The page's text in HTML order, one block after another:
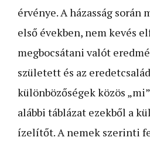
érvénye. A házasság során
első években, nem kevés
megbocsátani valót
született és az
különbözőségek közös
alábbi táblázat ezekből a
ízelítőt. A nemek szerinti